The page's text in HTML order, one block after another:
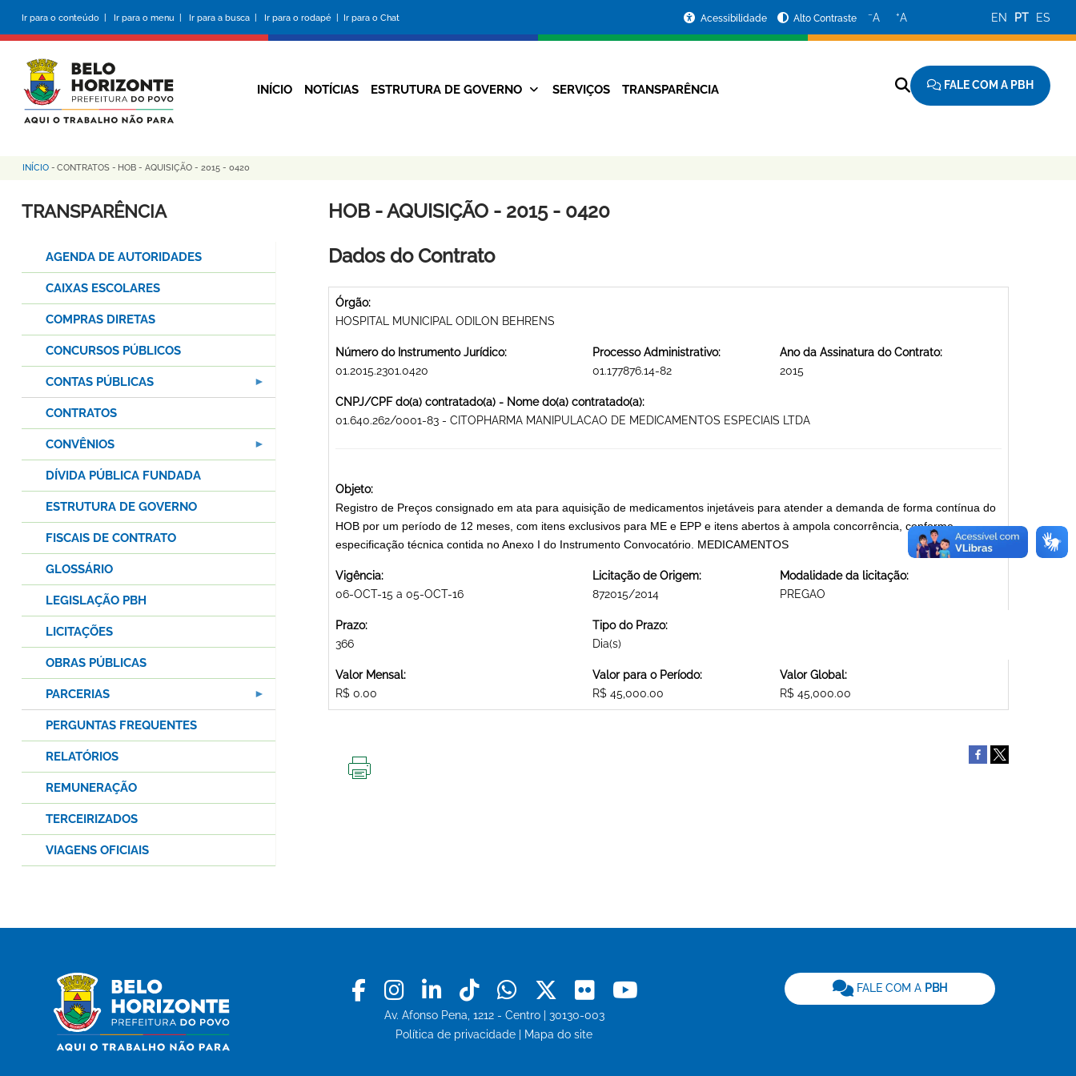
conteúdo
principal
Ir para o conteúdo | Ir para o menu | Ir para a busca | Ir para o rodapé | Ir para o Chat
da
Prefeitura
Acessibilidade Alto Contraste −A +A EN PT ES
Navegação
INÍCIO NOTÍCIAS ESTRUTURA DE GOVERNO SERVIÇOS TRANSPARÊNCIA FALE COM A PBH
Trilha
de
INÍCIO - CONTRATOS - HOB - AQUISIÇÃO - 2015 - 0420
HOB - AQUISIÇÃO - 2015 - 0420
Dados do Contrato
Órgão:
HOSPITAL MUNICIPAL ODILON BEHRENS
Número do Instrumento Jurídico:
01.2015.2301.0420
Processo Administrativo:
01.177876.14-82
Ano da Assinatura do Contrato:
2015
CNPJ/CPF do(a) contratado(a) - Nome do(a) contratado(a):
01.640.262/0001-83 - CITOPHARMA MANIPULACAO DE MEDICAMENTOS ESPECIAIS LTDA
Objeto:
Registro de Preços consignado em ata para aquisição de medicamentos injetáveis para atender a demanda de forma contínua do
HOB por um período de 12 meses, com itens exclusivos para ME e EPP e itens abertos à ampola concorrência, conforme
especificação técnica contida no Anexo I do Instrumento Convocatório. MEDICAMENTOS
Vigência:
06-OCT-15 a 05-OCT-16
Licitação de Origem:
872015/2014
Modalidade da licitação:
PREGAO
Prazo:
366
Tipo do Prazo:
Dia(s)
Valor Mensal:
R$ 0.00
Valor para o Período:
R$ 45,000.00
Valor Global:
R$ 45,000.00
TRANSPARÊNCIA
AGENDA DE AUTORIDADES
CAIXAS ESCOLARES
COMPRAS DIRETAS
CONCURSOS PÚBLICOS
CONTAS PÚBLICAS
CONTRATOS
CONVÊNIOS
DÍVIDA PÚBLICA FUNDADA
ESTRUTURA DE GOVERNO
FISCAIS DE CONTRATO
GLOSSÁRIO
LEGISLAÇÃO PBH
LICITAÇÕES
OBRAS PÚBLICAS
PARCERIAS
PERGUNTAS FREQUENTES
RELATÓRIOS
REMUNERAÇÃO
TERCEIRIZADOS
VIAGENS OFICIAIS
Facebook
Instagram
LinkedinTiktokWhatsapp
X Flickr
Av. Afonso Pena, 1212 - Centro | 30130-003
Política de privacidade
Mapa do site
FALE COM A PBH